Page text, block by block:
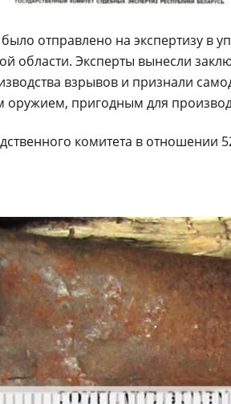
отправлено на экспертизу в
области. Эксперты вынесли
взрывов и признали
оружием, пригодным для
комитета в отношении